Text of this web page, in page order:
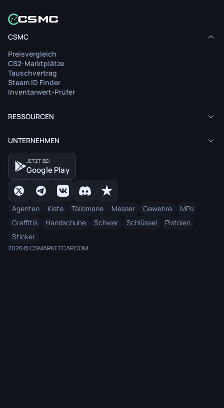
CSMC
Preisvergleich
CS2-Marktplätze
Tauschvertrag
Steam ID Finder
Inventarwert-Prüfer
RESSOURCEN
UNTERNEHMEN
JETZT BEI
Google Play
Agenten Kiste Talismane Messer Gewehre
MPs
Graffitis
Handschuhe Schwer Schlüssel
Pistolen
Sticker
2026 © CSMARKETCAP.COM